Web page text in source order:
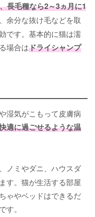
長毛種なら2～3ヵ月に1
余分な抜け毛などを取
です。基本的に猫は濡
場合はドライシャンプ
湿気がこもって皮膚病
適に過ごせるような温
ノミやダニ、ハウスダ
す。猫が生活する部屋
ゃやベッドはできるだ
。